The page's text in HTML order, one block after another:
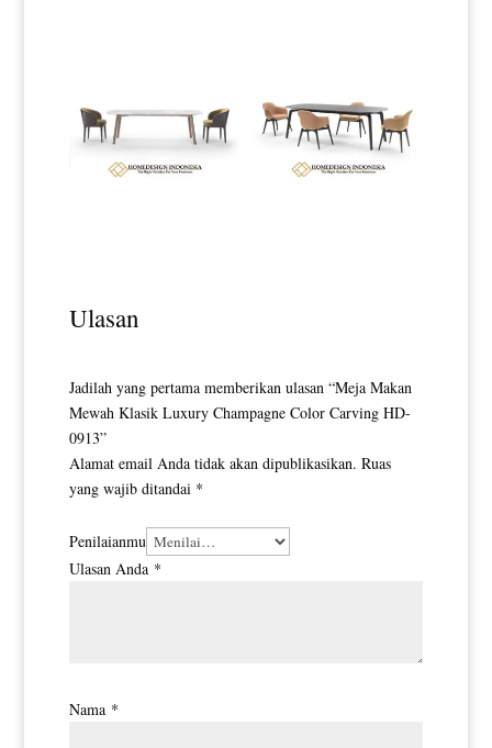
Ulasan
Jadilah yang pertama memberikan ulasan “Meja Makan
Mewah Klasik Luxury Champagne Color Carving HD-
0913”
Alamat email Anda tidak akan dipublikasikan. Ruas
yang wajib ditandai *
Penilaianmu
Ulasan Anda *
Nama *